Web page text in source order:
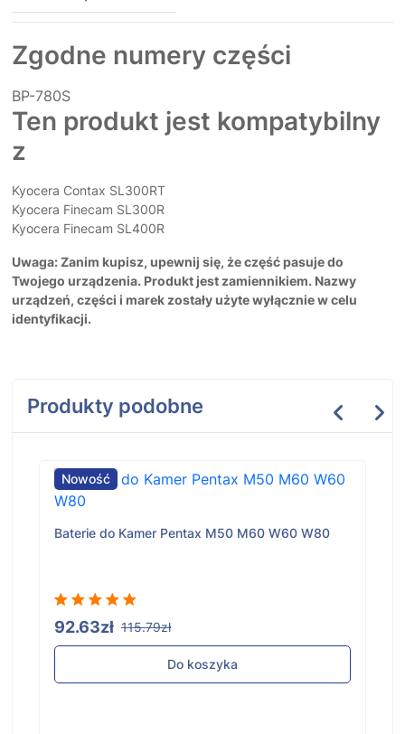
Zgodne numery części
BP-780S
Ten produkt jest kompatybilny
z
Kyocera Contax SL300RT
Kyocera Finecam SL300R
Kyocera Finecam SL400R
Uwaga: Zanim kupisz, upewnij się, że część pasuje do
Twojego urządzenia. Produkt jest zamiennikiem. Nazwy
urządzeń, części i marek zostały użyte wyłącznie w celu
identyfikacji.
Produkty podobne
Nowość
Baterie do Kamer Pentax M50 M60 W60 W80
92.63zł 115.79zł
Do koszyka